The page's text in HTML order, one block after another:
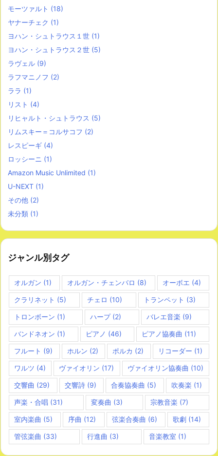
モーツァルト (18)
ヤナーチェク (1)
ヨハン・シュトラウス１世 (1)
ヨハン・シュトラウス２世 (5)
ラヴェル (9)
ラフマニノフ (2)
ララ (1)
リスト (4)
リヒャルト・シュトラウス (5)
リムスキー＝コルサコフ (2)
レスピーギ (4)
ロッシーニ (1)
Amazon Music Unlimited (1)
U-NEXT (1)
その他 (2)
未分類 (1)
ジャンル別タグ
オルガン (1) オルガン・チェンバロ (8) オーボエ (4)
クラリネット (5) チェロ (10) トランペット (3)
トロンボーン (1) ハープ(2) バレエ音楽 (9)
バンドネオン (1) ピアノ (46) ピアノ協奏曲 (11)
フルート (9) ホルン (2) ポルカ (2) リコーダー (1)
ワルツ (4) ヴァイオリン (17) ヴァイオリン協奏曲 (10)
交響曲 (29) 交響詩(9) 合奏協奏曲 (5) 吹奏楽 (1)
声楽・合唱 (31) 変奏曲 (3) 宗教音楽 (7)
室内楽曲 (5) 序曲 (12) 弦楽合奏曲 (6) 歌劇(14)
管弦楽曲 (33) 行進曲 (3) 音楽教室 (1)